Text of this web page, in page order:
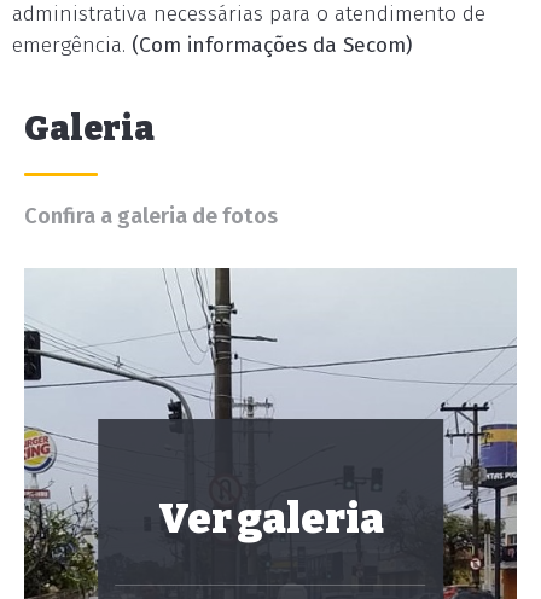
administrativa necessárias para o atendimento de
emergência. (Com informações da Secom)
Galeria
Confira a galeria de fotos
Ver galeria